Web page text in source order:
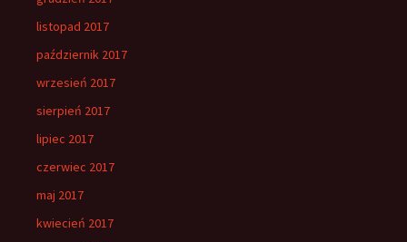
listopad 2017
październik 2017
wrzesień 2017
sierpień 2017
lipiec 2017
czerwiec 2017
maj 2017
kwiecień 2017